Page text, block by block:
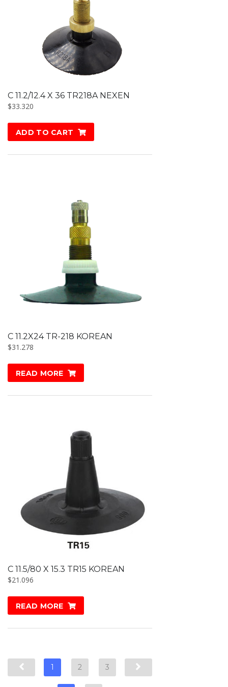
C 11.2/12.4 X 36 TR218A NEXEN
$33.320
ADD TO CART
C 11.2X24 TR-218 KOREAN
$31.278
READ MORE
C 11.5/80 X 15.3 TR15 KOREAN
$21.096
READ MORE
1 2 3